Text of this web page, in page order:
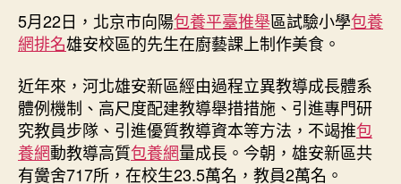
高
東
的
品
質
成
長
5月22日，北京市向陽包養平臺推舉區試驗小學包養
網排名雄安校區的先生在廚藝課上制作美食。
近年來，河北雄安新區經由過程立異教導成長體系
體例機制、高尺度配建教導舉措措施、引進專門研
究教員步隊、引進優質教導資本等方法，不竭推包
養網動教導高質包養網量成長。今朝，雄安新區共
有黌舍717所，在校生23.5萬名，教員2萬名。